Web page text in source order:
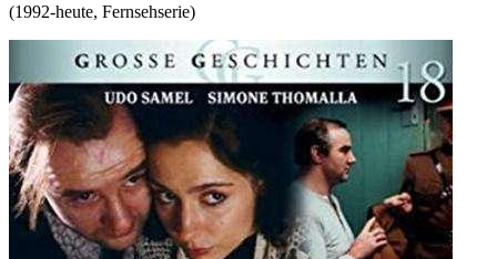
(1992-heute, Fernsehserie)